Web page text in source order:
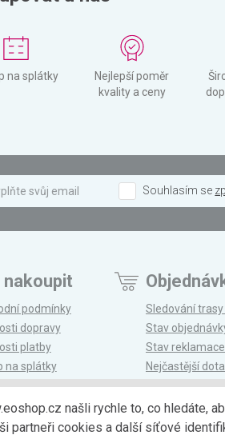
na splátky
Nejlepší poměr
kvality a ceny
Souhlasím se
nakoupit
podmínky
dopravy
platby
na splátky
a vrácení
Sledování trasy
Stav
Stav reklamace
Nejčastější
našli rychle to, co hledáte,
partneři cookies a další síťové